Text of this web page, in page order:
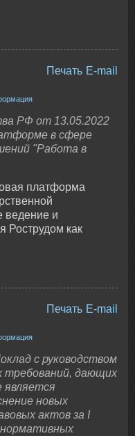
E-mail
Печать
РФ от 13.05.2022
в сфере
"Работа в
платформа
ведение и
Рострудом как
E-mail
Печать
с руководством
требований, дающих
является
новых
актов за I
нормативных